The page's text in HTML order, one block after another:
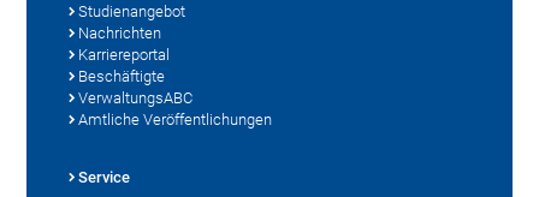
Studienangebot
Nachrichten
Karriereportal
Beschäftigte
VerwaltungsABC
Amtliche Veröffentlichungen
Service